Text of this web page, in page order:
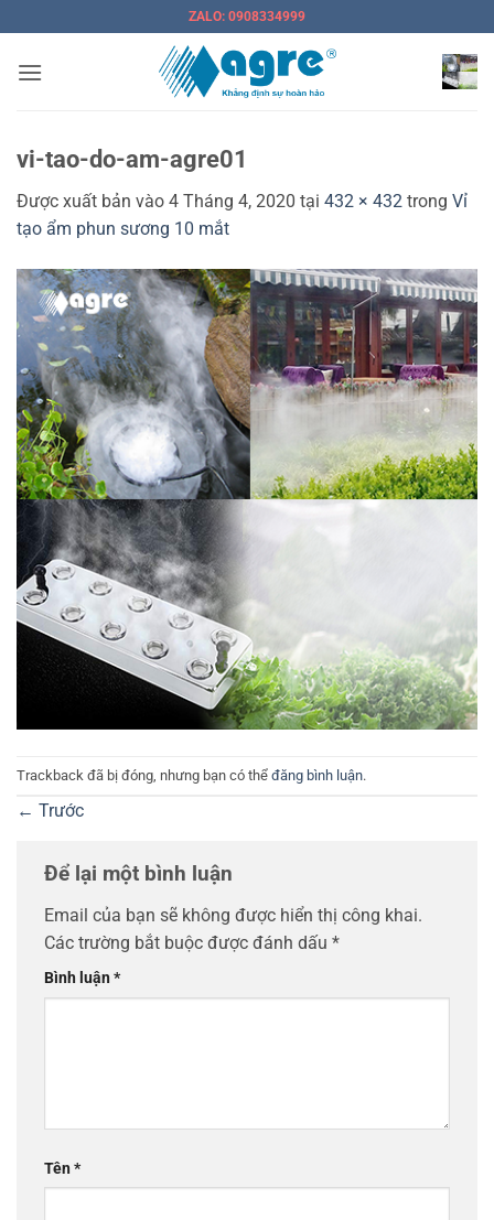
nội
ZALO: 0908334999
vi-tao-do-am-agre01
Được xuất bản vào 4 Tháng 4, 2020 tại 432 × 432 trong Vỉ
tạo ẩm phun sương 10 mắt
Trackback đã bị đóng, nhưng bạn có thể đăng bình luận.
← Trước
Để lại một bình luận
Email của bạn sẽ không được hiển thị công khai.
Các trường bắt buộc được đánh dấu *
Bình luận*
Tên*